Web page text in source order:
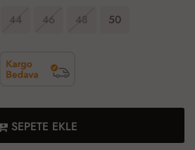
44 46 48 50
SEPETE EKLE